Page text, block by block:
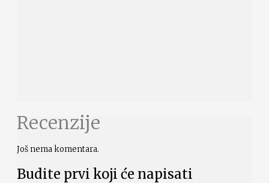
Recenzije
Još nema komentara.
Budite prvi koji će napisati